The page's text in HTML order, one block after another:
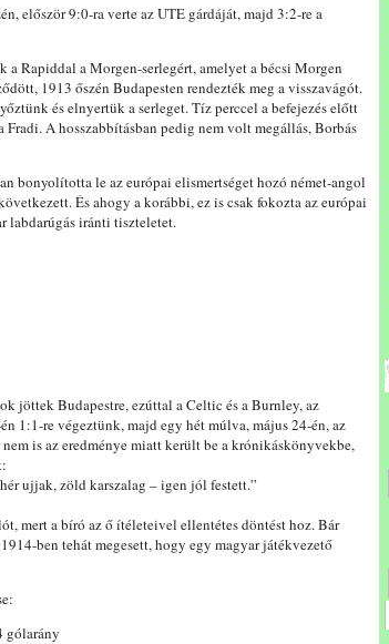
először 9:0-ra verte az UTE gárdáját, majd 3:2-re a
Rapiddal a Morgen-serlegért, amelyet a bécsi Morgen
1913 őszén Budapesten rendezték meg a visszavágót.
és elnyertük a serleget. Tíz perccel a befejezés előtt
A hosszabbításban pedig nem volt megállás, Borbás
bonyolította le az európai elismertséget hozó német-angol
És ahogy a korábbi, ez is csak fokozta az európai
labdarúgás iránti tiszteletet.
jöttek Budapestre, ezúttal a Celtic és a Burnley, az
1:1-re végeztünk, majd egy hét múlva, május 24-én, az
is az eredménye miatt került be a krónikáskönyvekbe,
ujjak, zöld karszalag – igen jól festett.”
mert a bíró az ő ítéleteivel ellentétes döntést hoz. Bár
ben tehát megesett, hogy egy magyar játékvezető
gólarány